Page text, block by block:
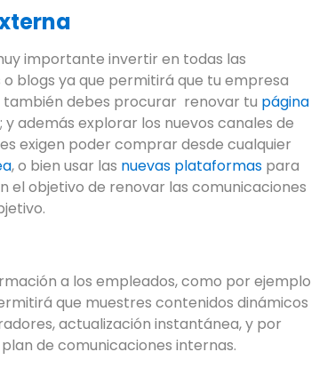
importante invertir en todas las
blogs ya que permitirá que tu empresa
debes procurar renovar tu página
además explorar los nuevos canales de
exigen poder comprar desde cualquier
, o bien usar las nuevas plataformas para
objetivo de renovar las comunicaciones
a los empleados, como por ejemplo
que muestres contenidos dinámicos
actualización instantánea, y por
de comunicaciones internas.